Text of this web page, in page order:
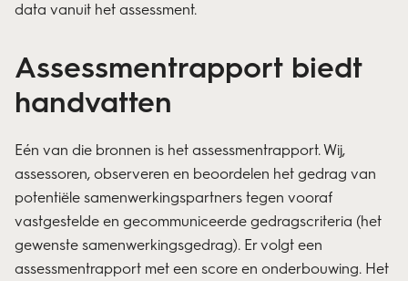
data vanuit het assessment.
Assessmentrapport biedt
handvatten
Eén van die bronnen is het assessmentrapport. Wij,
assessoren, observeren en beoordelen het gedrag van
potentiële samenwerkingspartners tegen vooraf
vastgestelde en gecommuniceerde gedragscriteria (het
gewenste samenwerkingsgedrag). Er volgt een
assessmentrapport met een score en onderbouwing. Het